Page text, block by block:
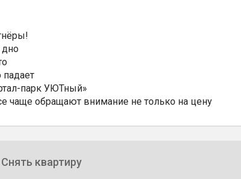
падает
парк УЮТный»
чаще обращают внимание не только на цену
Снять квартиру